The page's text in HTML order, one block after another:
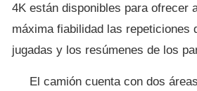
4K están disponibles para ofrecer
máxima fiabilidad las repeticiones
jugadas y los resúmenes de los
El camión cuenta con dos